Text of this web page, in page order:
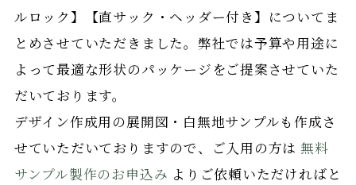
ルロック】【直サック・ヘッダー付き】についてま
とめさせていただきました。弊社では予算や用途に
よって最適な形状のパッケージをご提案させていた
だいております。
デザイン作成用の展開図・白無地サンプルも作成さ
せていただいておりますので、ご入用の方は 無料
サンプル製作のお申込み よりご依頼いただければと